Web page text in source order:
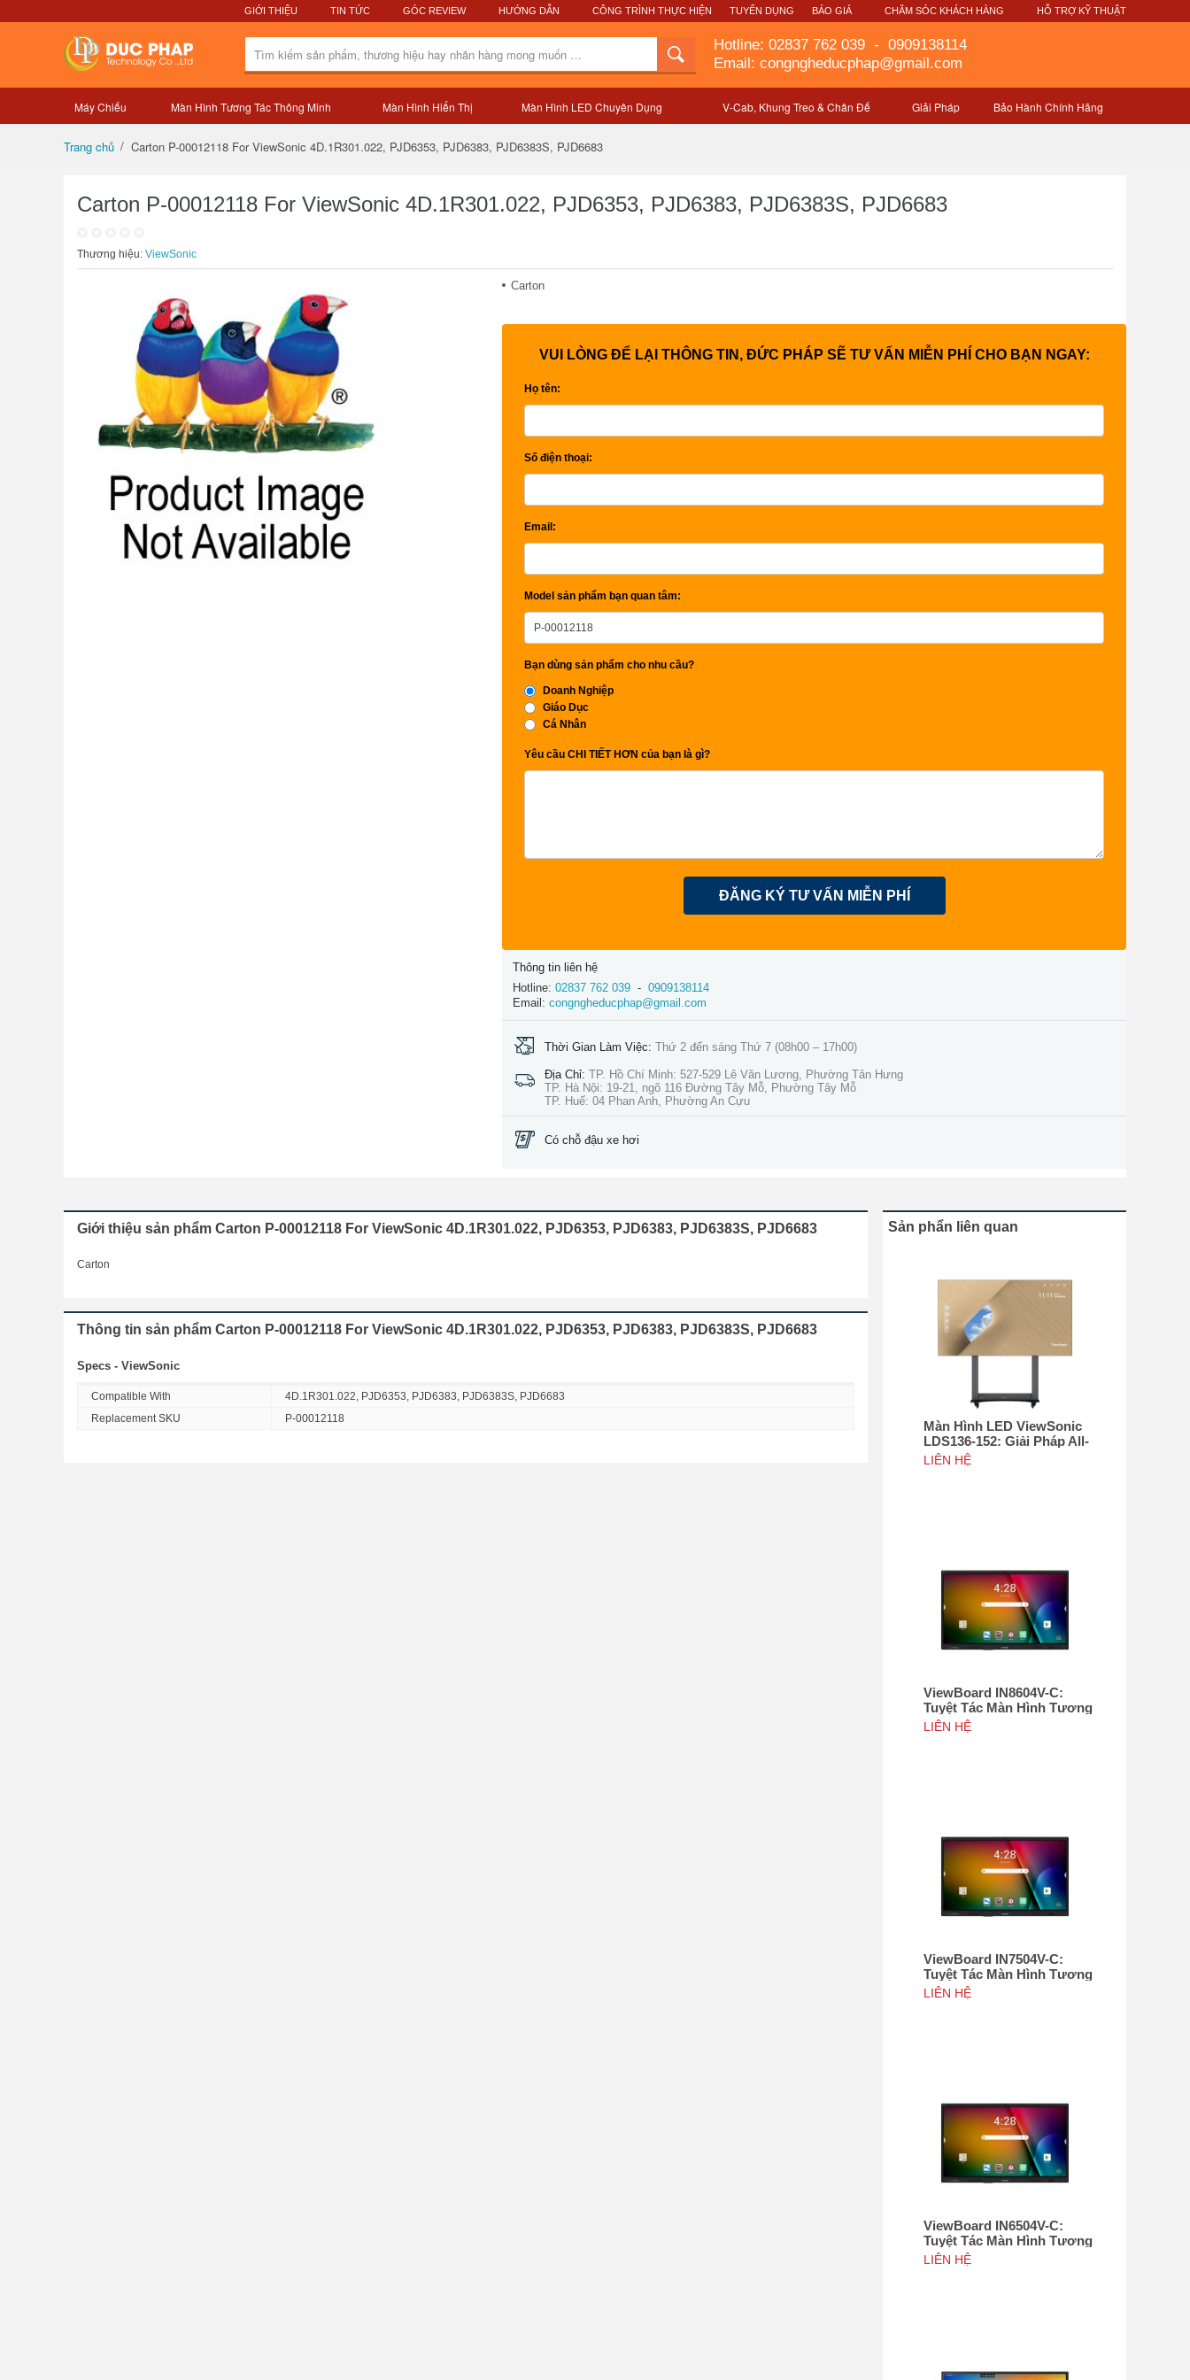
GIỚI THIỆU TIN TỨC GÓC REVIEW HƯỚNG DẪN CÔNG TRÌNH THỰC HIỆN TUYỂN DỤNG BÁO GIÁ CHĂM SÓC KHÁCH HÀNG HỖ TRỢ KỸ THUẬT
Hotline: 02837 762 039 - 0909138114
Email: congngheducphap@gmail.com
Tổng quan sản phẩm Mô tả sản phẩm
Máy Chiếu Màn Hình Tương Tác Thông Minh Màn Hình Hiển Thị Màn Hình LED Chuyên Dụng V-Cab, Khung Treo & Chân Đế Giải Pháp Bảo Hành Chính Hãng
Trang chủ Carton P-00012118 For ViewSonic 4D.1R301.022, PJD6353, PJD6383, PJD6383S, PJD6683
Carton P-00012118 For ViewSonic 4D.1R301.022, PJD6353, PJD6383, PJD6383S, PJD6683
Thương hiệu: ViewSonic
Carton
VUI LÒNG ĐỂ LẠI THÔNG TIN, ĐỨC PHÁP SẼ TƯ VẤN MIỄN PHÍ CHO BẠN NGAY:
Họ tên:
Số điện thoại:
Email:
Model sản phẩm bạn quan tâm:
Bạn dùng sản phẩm cho nhu cầu?
Doanh Nghiệp
Giáo Dục
Cá Nhân
Yêu cầu CHI TIẾT HƠN của bạn là gì?
ĐĂNG KÝ TƯ VẤN MIỄN PHÍ
Thông tin liên hệ
Hotline: 02837 762 039 - 0909138114
Email: congngheducphap@gmail.com
Thời Gian Làm Việc: Thứ 2 đến sáng Thứ 7 (08h00 – 17h00)
Địa Chỉ: TP. Hồ Chí Minh: 527-529 Lê Văn Lương, Phường Tân Hưng
TP. Hà Nội: 19-21, ngõ 116 Đường Tây Mỗ, Phường Tây Mỗ
TP. Huế: 04 Phan Anh, Phường An Cựu
Có chỗ đậu xe hơi
Giới thiệu sản phẩm Carton P-00012118 For ViewSonic 4D.1R301.022, PJD6353, PJD6383, PJD6383S, PJD6683
Carton
Thông tin sản phẩm Carton P-00012118 For ViewSonic 4D.1R301.022, PJD6353, PJD6383, PJD6383S, PJD6683
Specs - ViewSonic
Compatible With
4D.1R301.022, PJD6353, PJD6383, PJD6383S, PJD6683
Replacement SKU
P-00012118
Sản phẩn liên quan
Màn Hình LED ViewSonic
LDS136-152: Giải Pháp All-
in-One Di Động Hàng Đầu
LIÊN HỆ
ViewBoard IN8604V-C:
Tuyệt Tác Màn Hình Tương
Tác 86", Tích hợp camera
4K độ phân giải 50MP, NFC
LIÊN HỆ
ViewBoard IN7504V-C:
Tuyệt Tác Màn Hình Tương
Tác 75", Tích hợp camera
4K độ phân giải 50MP, NFC
LIÊN HỆ
ViewBoard IN6504V-C:
Tuyệt Tác Màn Hình Tương
Tác 65inch, Tích hợp
camera 4K độ phân giải
LIÊN HỆ